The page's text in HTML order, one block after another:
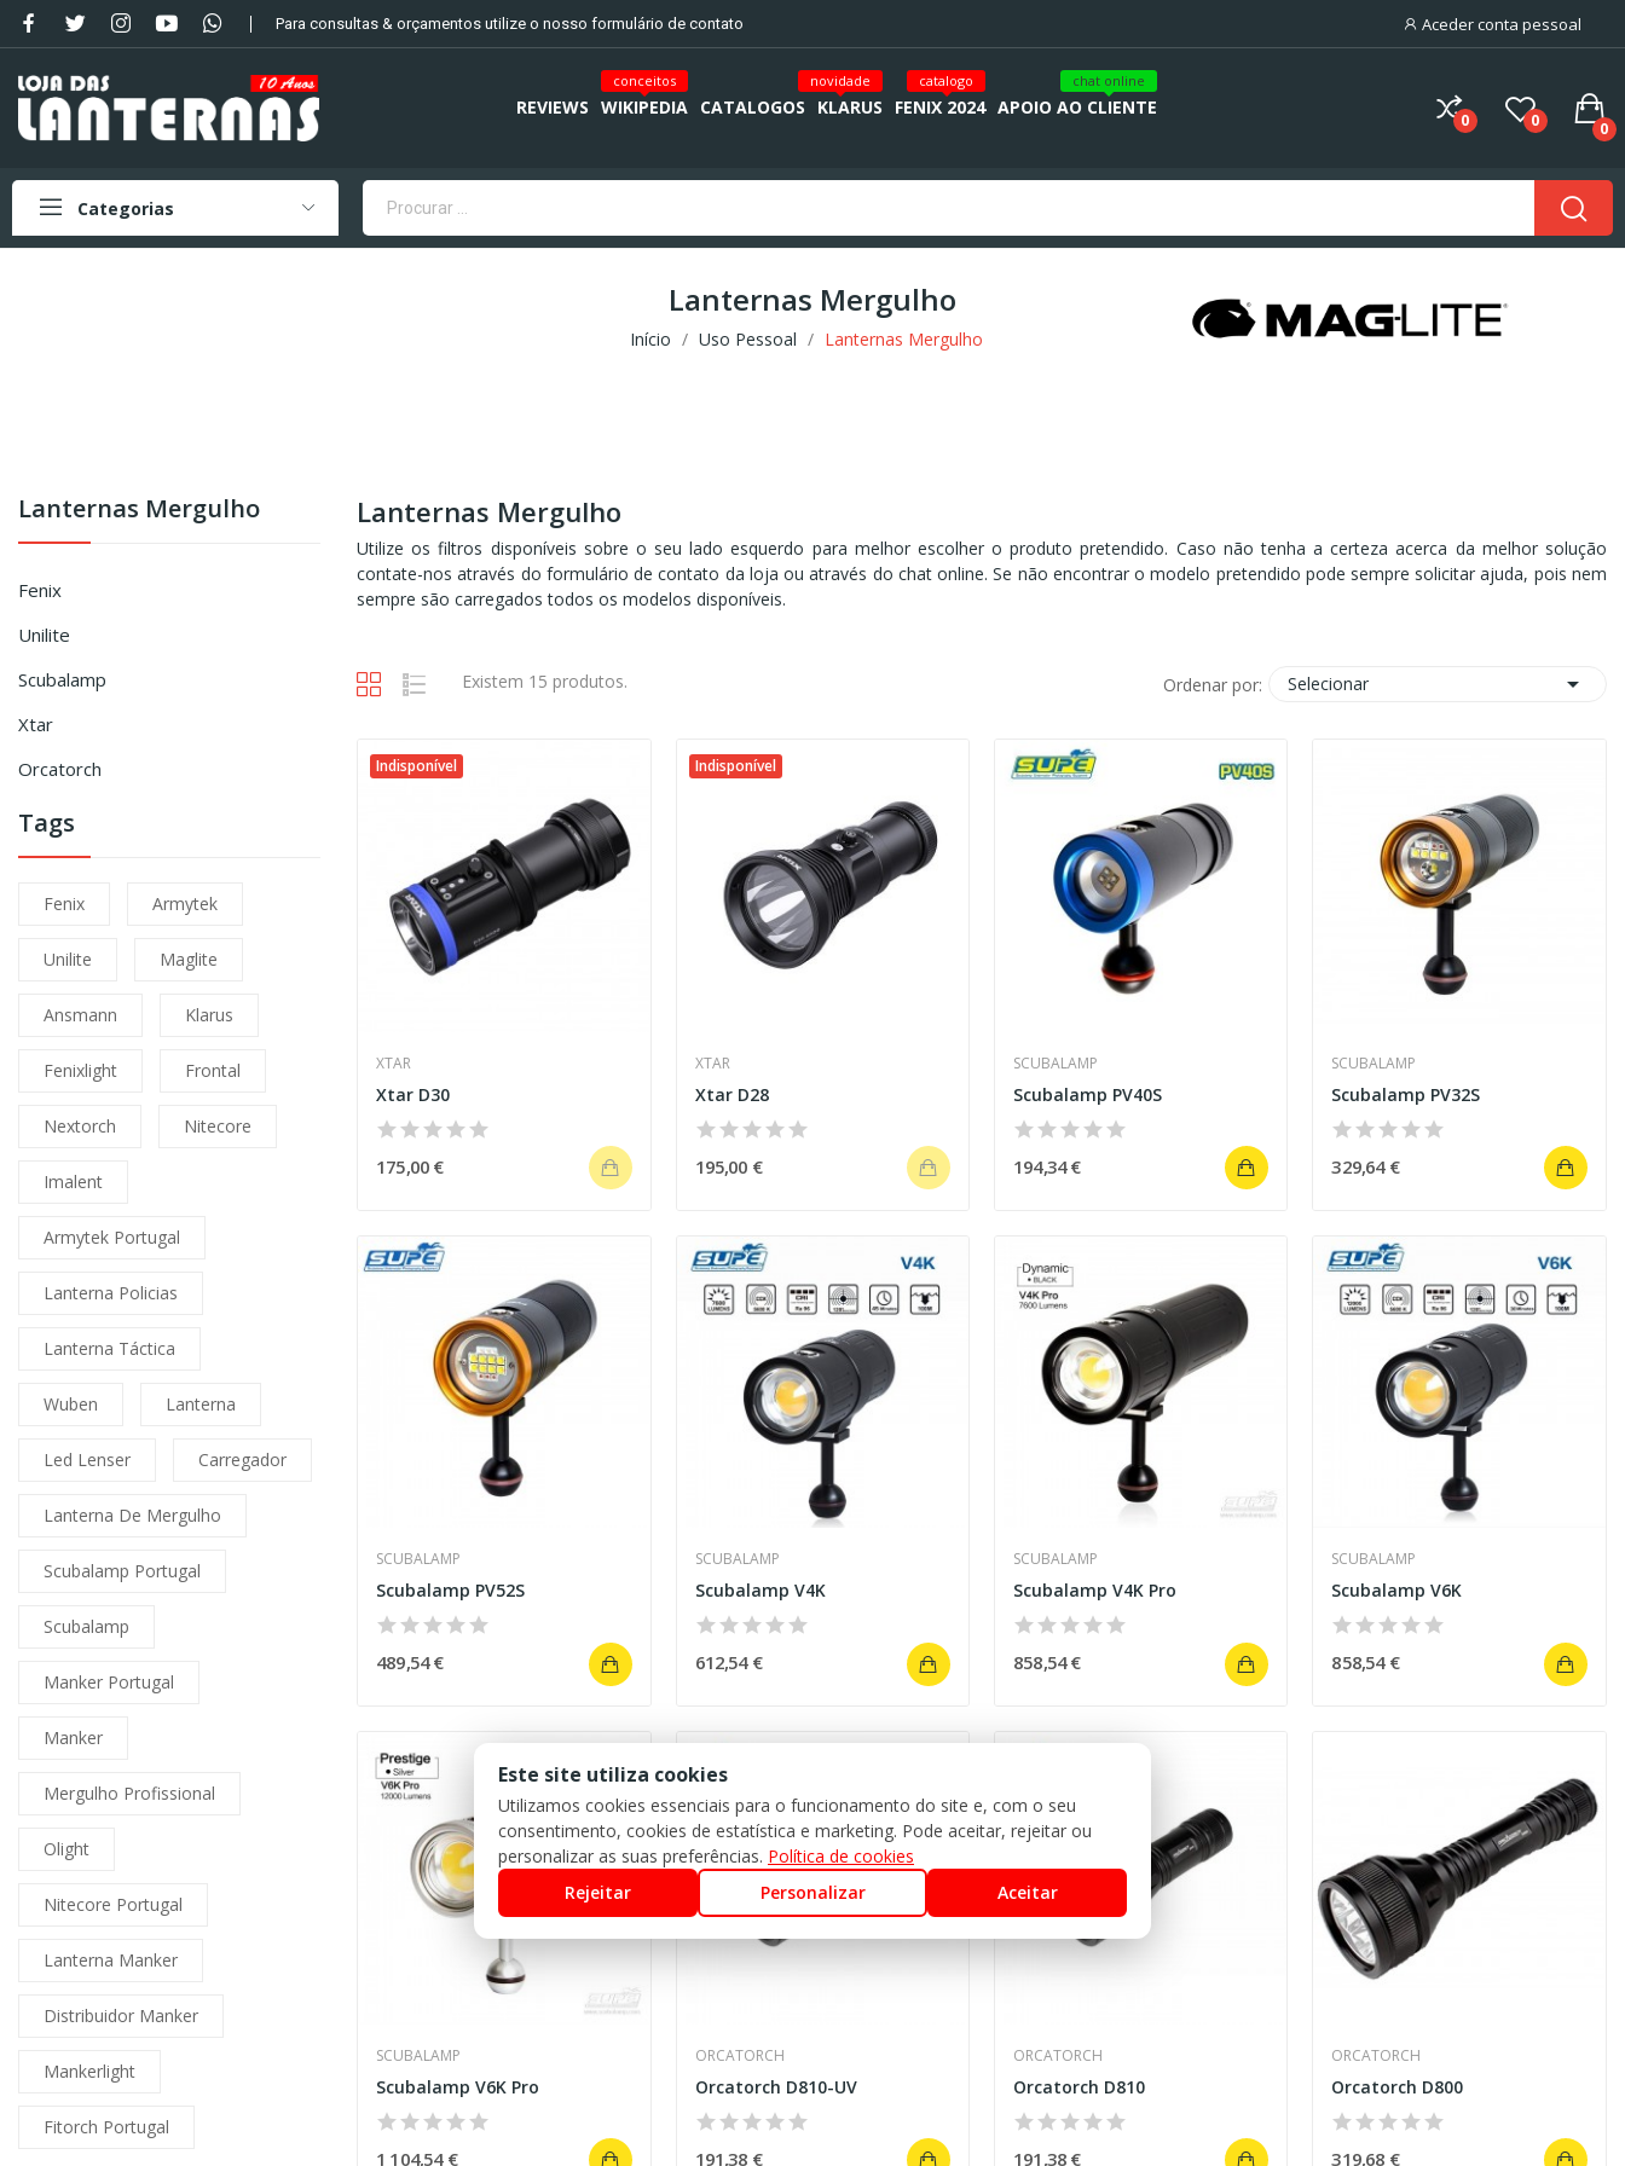
Para consultas & orçamentos utilize o nosso formulário de contato Aceder conta pessoal
REVIEWS WIKIPEDIA
conceitos
CATALOGOS KLARUS
novidade
FENIX 2024
catalogo
APOIO AO CLIENTE
chat online
0 0 0
Categorias
Lanternas Mergulho
Início Uso Pessoal Lanternas Mergulho
Lanternas Mergulho
Fenix
Unilite
Scubalamp
Xtar
Orcatorch
Tags
Fenix Armytek
Unilite Maglite
Ansmann Klarus
Fenixlight Frontal
Nextorch Nitecore
Imalent
Armytek Portugal
Lanterna Policias
Lanterna Táctica
Wuben Lanterna
Led Lenser Carregador
Lanterna De Mergulho
Scubalamp Portugal
Scubalamp
Manker Portugal
Manker
Mergulho Profissional
Olight
Nitecore Portugal
Lanterna Manker
Distribuidor Manker
Mankerlight
Fitorch Portugal
Lanternas Mergulho
Utilize os filtros disponíveis sobre o seu lado esquerdo para melhor escolher o produto pretendido. Caso não tenha a certeza acerca da melhor solução
contate-nos através do formulário de contato da loja ou através do chat online. Se não encontrar o modelo pretendido pode sempre solicitar ajuda, pois nem
sempre são carregados todos os modelos disponíveis.
Existem 15 produtos. Ordenar por: Selecionar 
Indisponível
XTAR
Xtar D30
175,00 €
Indisponível
XTAR
Xtar D28
195,00 €
SCUBALAMP
Scubalamp PV40S
194,34 €
SCUBALAMP
Scubalamp PV32S
329,64 €
SCUBALAMP
Scubalamp PV52S
489,54 €
SCUBALAMP
Scubalamp V4K
612,54 €
SCUBALAMP
Scubalamp V4K Pro
858,54 €
SCUBALAMP
Scubalamp V6K
858,54 €
SCUBALAMP
Scubalamp V6K Pro
1 104,54 €
ORCATORCH
Orcatorch D810-UV
191,38 €
ORCATORCH
Orcatorch D810
191,38 €
ORCATORCH
Orcatorch D800
319,68 €
Este site utiliza cookies
Utilizamos cookies essenciais para o funcionamento do site e, com o seu
consentimento, cookies de estatística e marketing. Pode aceitar, rejeitar ou
personalizar as suas preferências. Política de cookies
Rejeitar
Personalizar Aceitar